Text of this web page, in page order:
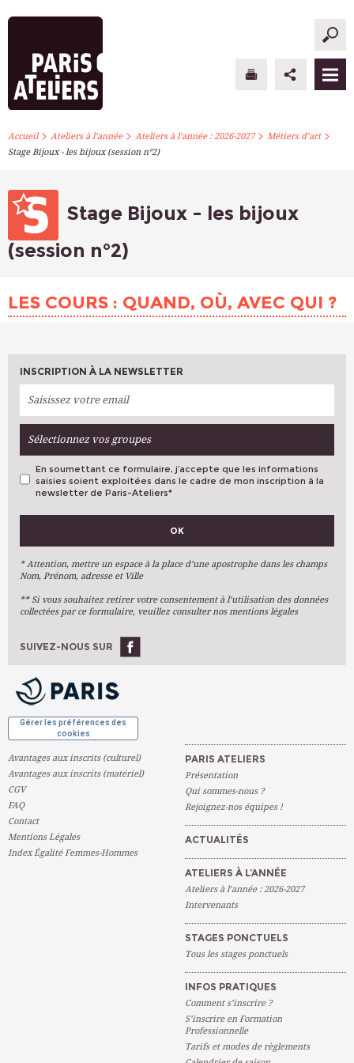
PARIS ATELIERS
ATELIERS À L’ANNÉE
STAGES PONCTUELS
S’INSCRIRE
Accueil> Ateliers à l’année> Ateliers à l’année : 2026-2027> Métiers d’art>
Stage Bijoux - les bijoux (session n°2)
Stage Bijoux - les bijoux
(session n°2)
LES COURS : QUAND, OÙ, AVEC QUI ?
INSCRIPTION À LA NEWSLETTER
Sélectionnez vos groupes
VOS PRÉFÉRENCES
Arts Plastiques
Arts Du Texte
Arts Numériques
Ateliers À L'année
En soumettant ce formulaire, j’accepte que les informations
saisies soient exploitées dans le cadre de mon inscription à la
newsletter de Paris-Ateliers*
OK
* Attention, mettre un espace à la place d’une apostrophe dans les champs
Nom, Prénom, adresse et Ville
** Si vous souhaitez retirer votre consentement à l’utilisation des données
collectées par ce formulaire, veuillez consulter nos mentions légales
SUIVEZ-NOUS SUR
Gérer les préférences des
cookies
Avantages aux inscrits (culturel)
Avantages aux inscrits (matériel)
CGV
FAQ
Contact
Mentions Légales
Index Égalité Femmes-Hommes
PARIS ATELIERS
Présentation
Qui sommes-nous ?
Rejoignez-nos équipes !
ACTUALITÉS
ATELIERS À L’ANNÉE
Ateliers à l’année : 2026-2027
Intervenants
STAGES PONCTUELS
Tous les stages ponctuels
INFOS PRATIQUES
Comment s’inscrire ?
S’inscrire en Formation
Professionnelle
Tarifs et modes de règlements